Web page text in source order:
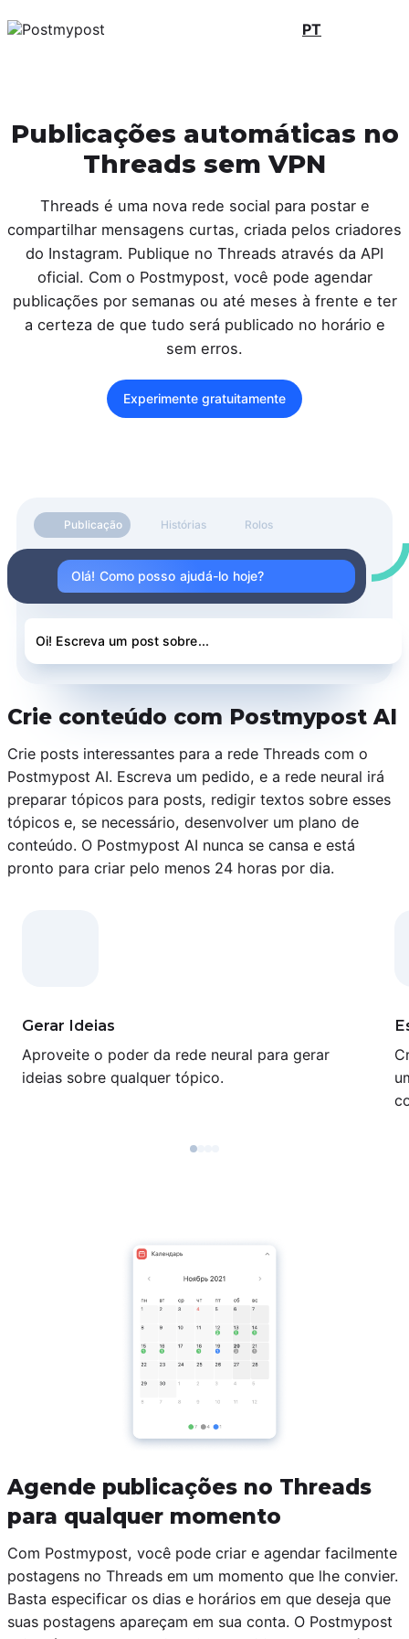
PT
Publicações automáticas no
Threads sem VPN
Threads é uma nova rede social para postar e
compartilhar mensagens curtas, criada pelos criadores
do Instagram. Publique no Threads através da API
oficial. Com o Postmypost, você pode agendar
publicações por semanas ou até meses à frente e ter
a certeza de que tudo será publicado no horário e
sem erros.
Experimente gratuitamente
Publicação Histórias Rolos
Olá! Como posso ajudá-lo hoje?
Oi! Escreva um post sobre...
Crie conteúdo com Postmypost AI
Crie posts interessantes para a rede Threads com o
Postmypost AI. Escreva um pedido, e a rede neural irá
preparar tópicos para posts, redigir textos sobre esses
tópicos e, se necessário, desenvolver um plano de
conteúdo. O Postmypost AI nunca se cansa e está
pronto para criar pelo menos 24 horas por dia.
Gerar Ideias
Aproveite o poder da rede neural para gerar
ideias sobre qualquer tópico.
Agende publicações no Threads
para qualquer momento
Com Postmypost, você pode criar e agendar facilmente
postagens no Threads em um momento que lhe convier.
Basta especificar os dias e horários em que deseja que
suas postagens apareçam em sua conta. O Postmypost